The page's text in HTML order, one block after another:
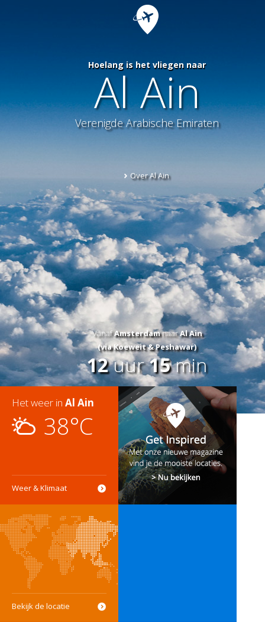
Hoelang is het vliegen naar
Al Ain
Verenigde Arabische Emiraten
Over Al Ain
VanafAmsterdamnaarAl Ain
(via Koeweit & Peshawar)
12uur15min
Het weer in Al Ain
38°C
Weer & Klimaat
Bekijk de locatie